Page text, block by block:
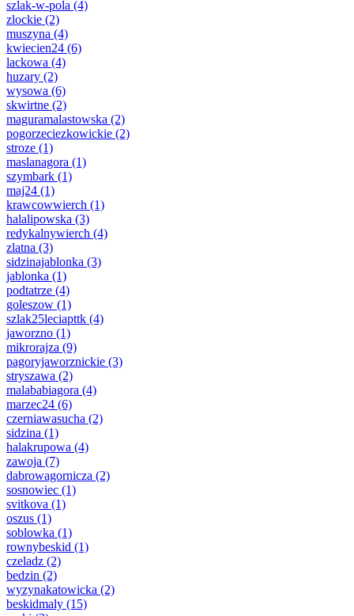
szlak-w-pola (4)
zlockie (2)
muszyna (4)
kwiecien24 (6)
lackowa (4)
huzary (2)
wysowa (6)
skwirtne (2)
maguramalastowska (2)
pogorzeciezkowickie (2)
stroze (1)
maslanagora (1)
szymbark (1)
maj24 (1)
krawcowwierch (1)
halalipowska (3)
redykalnywierch (4)
zlatna (3)
sidzinajablonka (3)
jablonka (1)
podtatrze (4)
goleszow (1)
szlak25leciapttk (4)
jaworzno (1)
mikrorajza (9)
pagoryjaworznickie (3)
stryszawa (2)
malababiagora (4)
marzec24 (6)
czerniawasucha (2)
sidzina (1)
halakrupowa (4)
zawoja (7)
dabrowagornicza (2)
sosnowiec (1)
svitkova (1)
oszus (1)
soblowka (1)
rownybeskid (1)
czeladz (2)
bedzin (2)
wyzynakatowicka (2)
beskidmaly (15)